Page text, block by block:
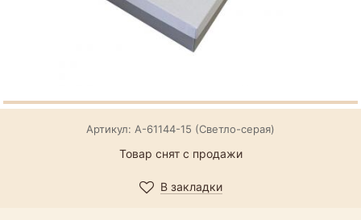
Артикул: А-61144-15 (Светло-серая)
Товар снят с продажи
В закладки